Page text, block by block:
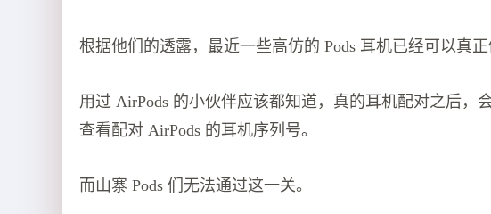
根据他们的透露，最近一些高仿的 Pods 耳机已经可以真正
用过 AirPods 的小伙伴应该都知道，真的耳机配对之后，
查看配对 AirPods 的耳机序列号。
而山寨 Pods 们无法通过这一关。